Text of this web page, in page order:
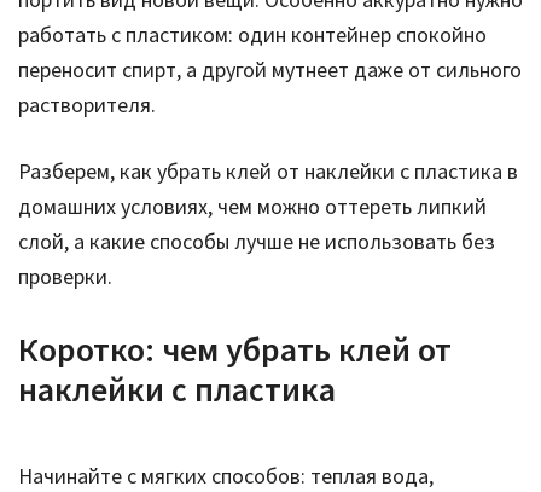
работать с пластиком: один контейнер спокойно
переносит спирт, а другой мутнеет даже от сильного
растворителя.
Разберем, как убрать клей от наклейки с пластика в
домашних условиях, чем можно оттереть липкий
слой, а какие способы лучше не использовать без
проверки.
Коротко: чем убрать клей от
наклейки с пластика
Начинайте с мягких способов: теплая вода,